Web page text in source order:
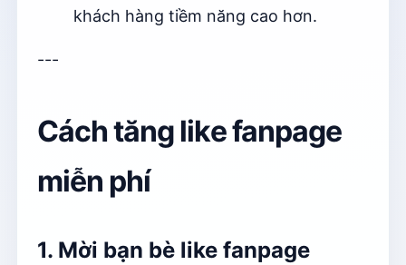
khách hàng tiềm năng cao hơn.
---
Cách tăng like fanpage
miễn phí
1. Mời bạn bè like fanpage